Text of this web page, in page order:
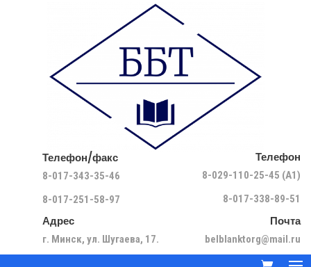
Телефон
8-029-110-25-45 (A1)
8-017-338-89-51
Телефон/факс
8-017-343-35-46
8-017-251-58-97
Почта
belblanktorg@mail.ru
Адрес
г. Минск, ул. Шугаева, 17.